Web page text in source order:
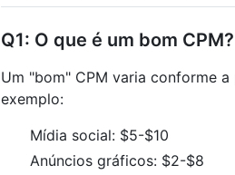
Q1: O que é um bom CPM?
Um "bom" CPM varia conforme
exemplo:
Mídia social: $5-$10
Anúncios gráficos: $2-$8